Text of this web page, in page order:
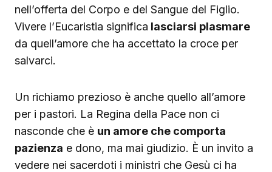
nell’offerta del Corpo e del Sangue del Figlio.
Vivere l’Eucaristia significa lasciarsi plasmare
da quell’amore che ha accettato la croce per
salvarci.
Un richiamo prezioso è anche quello all’amore
per i pastori. La Regina della Pace non ci
nasconde che è un amore che comporta
pazienza e dono, ma mai giudizio. È un invito a
vedere nei sacerdoti i ministri che Gesù ci ha